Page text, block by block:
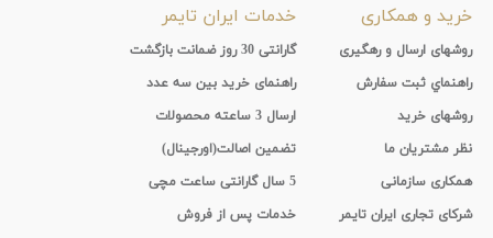
خرید و همکاری
روشهای ارسال و رهگیری
راهنماي ثبت سفارش
روشهای خرید
نظر مشتریان ما
همکاری سازمانی
شرکای تجاری ایران تایمر
خدمات ایران تایمر
گارانتی 30 روز ضمانت بازگشت
راهنمای خرید بین سه عدد
ارسال 3 ساعته محصولات
تضمین اصالت(اورجینال)
5 سال گارانتی ساعت مچی
خدمات پس از فروش